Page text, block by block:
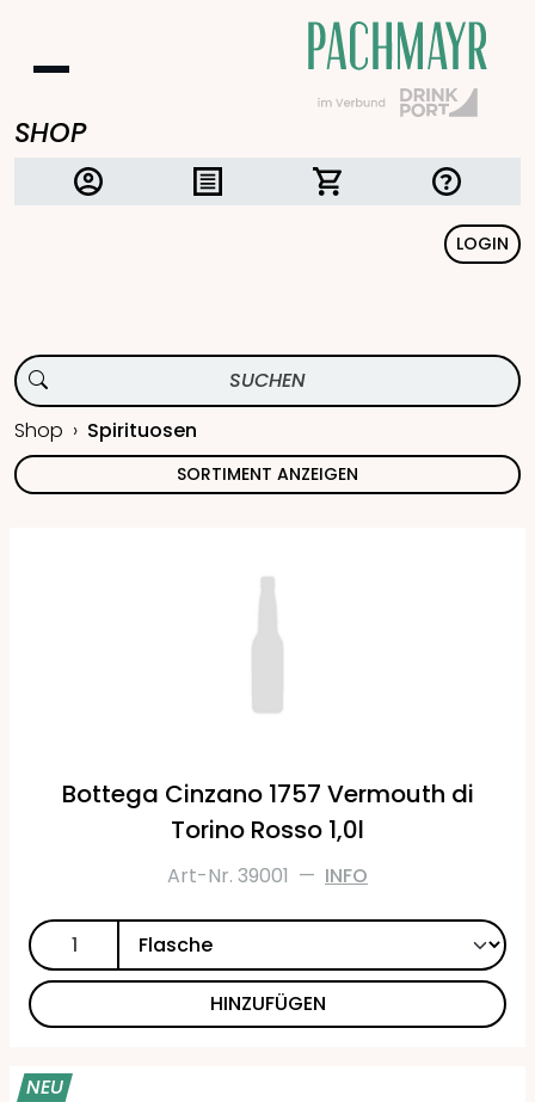
SHOP
LOGIN
Shop Spirituosen
SORTIMENT ANZEIGEN
Bottega Cinzano 1757 Vermouth di
Torino Rosso 1,0l
Art-Nr. 39001 — INFO
HINZUFÜGEN
NEU